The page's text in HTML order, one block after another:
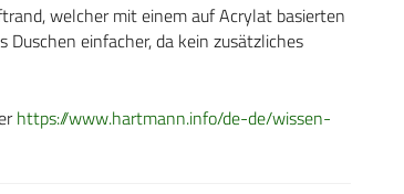
welcher mit einem auf Acrylat basierten
einfacher, da kein zusätzliches
https://www.hartmann.info/de-de/wissen-